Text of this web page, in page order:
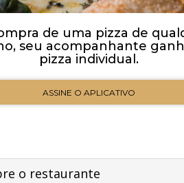
de uma pizza de
seu acompanhante
pizza individual.
ASSINE O APLICATIVO
o restaurante